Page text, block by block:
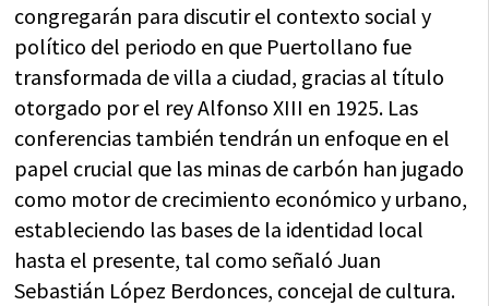
congregarán para discutir el contexto social y
político del periodo en que Puertollano fue
transformada de villa a ciudad, gracias al título
otorgado por el rey Alfonso XIII en 1925. Las
conferencias también tendrán un enfoque en el
papel crucial que las minas de carbón han jugado
como motor de crecimiento económico y urbano,
estableciendo las bases de la identidad local
hasta el presente, tal como señaló Juan
Sebastián López Berdonces, concejal de cultura.